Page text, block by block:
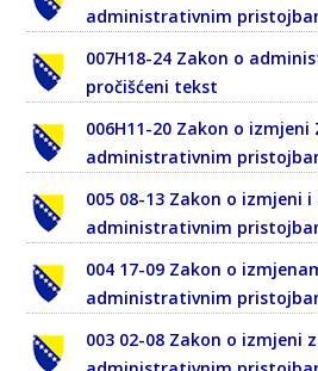
administrativnim
007H18-24 Zakon o
pročišćeni tekst
006H11-20 Zakon o izmjeni
administrativnim
005 08-13 Zakon o izmjeni
administrativnim
004 17-09 Zakon o
administrativnim
003 02-08 Zakon o izmjeni